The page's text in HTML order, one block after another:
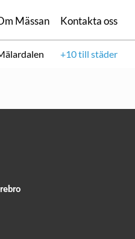
Mässan Kontakta oss
+10 till städer